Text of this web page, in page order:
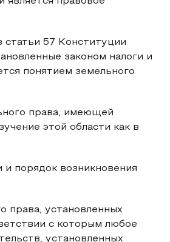
статьи 57 Конституции
законом налоги и
понятием земельного
права, имеющей
этой области как в
и порядок возникновения
права, установленных
с которым любое
установленных